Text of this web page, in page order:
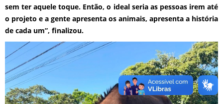
sem ter aquele toque. Então, o ideal seria as pessoas irem até
o projeto e a gente apresenta os animais, apresenta a história
de cada um”, finalizou.